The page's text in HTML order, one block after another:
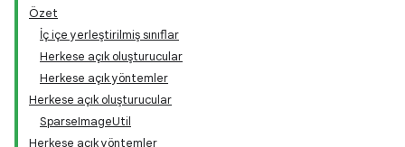
Özet
İç içe yerleştirilmiş sınıflar
Herkese açık oluşturucular
Herkese açık yöntemler
Herkese açık oluşturucular
SparseImageUtil
Herkese açık yöntemler